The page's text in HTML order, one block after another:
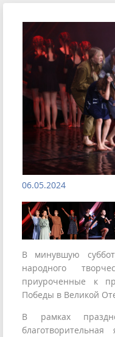
06.05.2024
В минувшую
народного
приуроченные к
Победы в Великой
В рамках